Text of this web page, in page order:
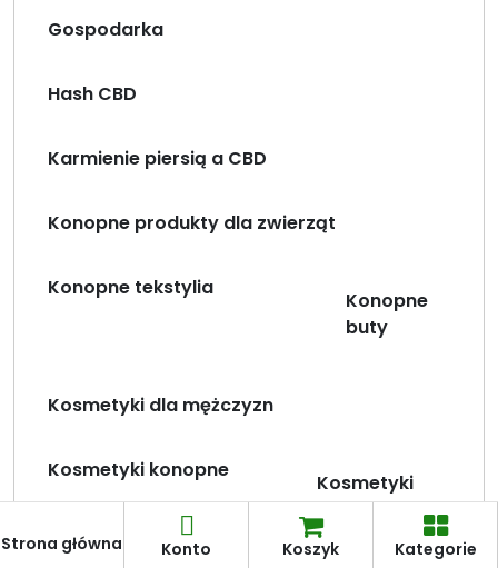
Gospodarka
Hash CBD
Karmienie piersią a CBD
Konopne produkty dla zwierząt
Konopne tekstylia
Konopne
buty
Kosmetyki dla mężczyzn
Kosmetyki konopne
Kosmetyki
dla
dzieci
Strona główna Konto Koszyk Kategorie